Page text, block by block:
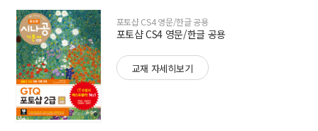
포토샵 CS4 영문/한글 공용
포토샵 CS4 영문/한글 공용
교재 자세히보기